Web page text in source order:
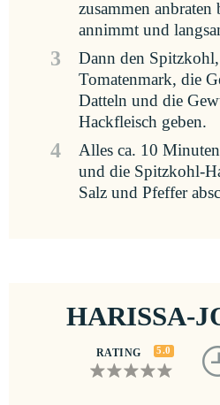
zusammen anbraten
annimmt und
3
Dann den
Tomatenmark, die
Datteln und die
Hackfleisch geben.
4
Alles ca. 10
und die Spitzkohl-
Salz und Pfeffer
HARISSA-
RATING 5.0